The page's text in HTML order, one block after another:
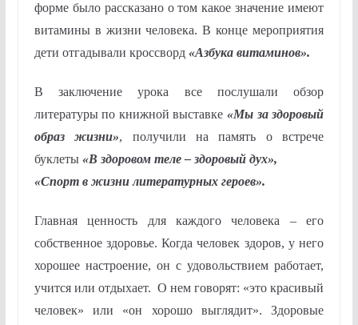
форме было рассказано о том какое значение имеют
витамины в жизни человека. В конце мероприятия
дети отгадывали кроссворд «Азбука витаминов».
В заключение урока все послушали обзор
литературы по книжной выставке«Мы за здоровый
образ жизни», получили на память о встрече
буклеты «В здоровом теле – здоровый дух»,
«Спорт в жизни литературных героев».
Главная ценность для каждого человека – его
собственное здоровье. Когда человек здоров, у него
хорошее настроение, он с удовольствием работает,
учится или отдыхает. О нем говорят: «это красивый
человек» или «он хорошо выглядит». Здоровые